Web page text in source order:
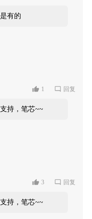
有的
1 回复
持，笔芯~~
3 回复
持，笔芯~~